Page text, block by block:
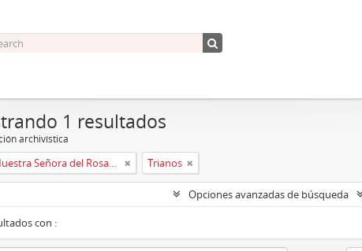
1 resultados
archivística
Convento de Nuestra Señora del Rosario de Oviedo Trianos
Opciones avanzadas de búsqueda
con :